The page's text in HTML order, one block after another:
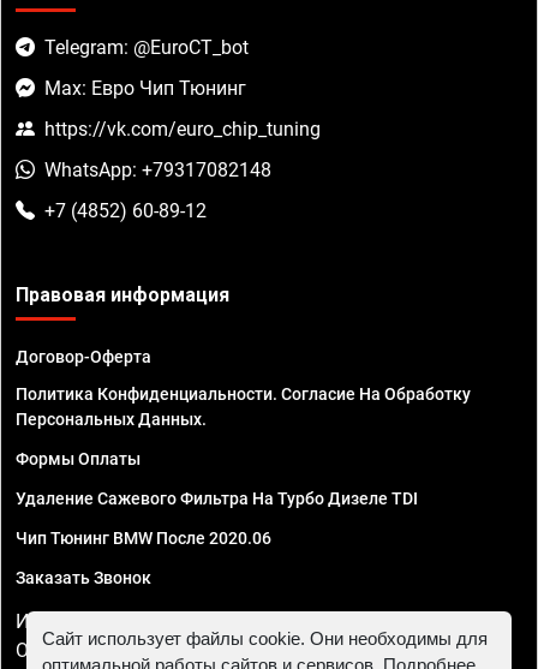
Telegram: @EuroCT_bot
Max: Евро Чип Тюнинг
https://vk.com/euro_chip_tuning
WhatsApp: +79317082148
+7 (4852) 60-89-12
Правовая информация
Договор-Оферта
Политика Конфиденциальности. Согласие На Обработку
Персональных Данных.
Формы Оплаты
Удаление Сажевого Фильтра На Турбо Дизеле TDI
Чип Тюнинг BMW После 2020.06
Заказать Звонок
ИП Смирнов Георгий Павлович. ИНН 781302555843,
ОГРНИП 324470400032610
Сайт использует файлы cookie. Они необходимы для
оптимальной работы сайтов и сервисов. Подробнее